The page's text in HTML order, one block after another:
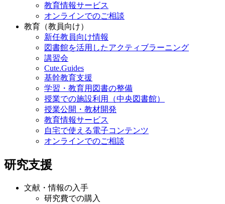
教育情報サービス
オンラインでのご相談
教育（教員向け）
新任教員向け情報
図書館を活用したアクティブラーニング
講習会
Cute.Guides
基幹教育支援
学習・教育用図書の整備
授業での施設利用（中央図書館）
授業公開・教材開発
教育情報サービス
自宅で使える電子コンテンツ
オンラインでのご相談
研究支援
文献・情報の入手
研究費での購入